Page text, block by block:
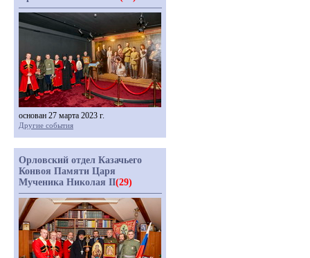
основан 27 марта 2023 г.
Другие события
Орловский отдел Казачьего
Конвоя Памяти Царя
Мученика Николая II(29)